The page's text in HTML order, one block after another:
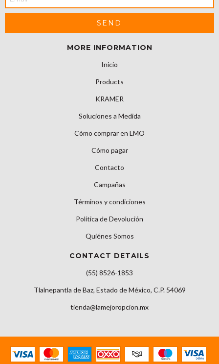
MORE INFORMATION
Inicio
Products
KRAMER
Soluciones a Medida
Cómo comprar en LMO
Cómo pagar
Contacto
Campañas
Términos y condiciones
Política de Devolución
Quiénes Somos
CONTACT DETAILS
(55) 8526-1853
Tlalnepantla de Baz, Estado de México, C.P. 54069
tienda@lamejoropcion.mx